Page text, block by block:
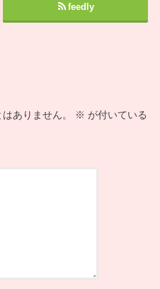
feedly
ありません。 ※ が付いている